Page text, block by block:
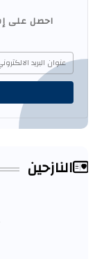
احصل على
النازحين